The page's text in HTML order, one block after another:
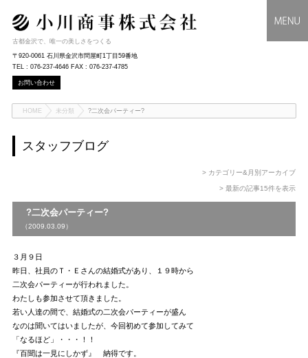
古都金沢で、唯一の美しさをつくる
〒920-0061 石川県金沢市問屋町1丁目59番地
TEL : 076-237-4646 FAX : 076-237-4785
お問い合わせ
HOME 未分類 ?二次会パーティー?
スタッフブログ
> カテゴリー&月別アーカイブ
> 最新の記事15件を表示
?二次会パーティー?
（2009.03.09）
３月９日
昨日、社員のＴ・Ｅさんの結婚式があり、１９時から
二次会パーティーが行われました。
わたしも参加させて頂きました。
若い人達の間で、結婚式の二次会パーティーが盛ん
なのは聞いてはいましたが、今回初めて参加してみて
「なるほど」・・・！！
『百聞は一見にしかず』 納得です。